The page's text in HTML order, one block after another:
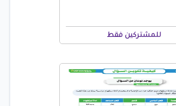
للمشتركين فقط